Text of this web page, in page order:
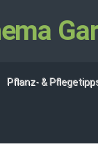
Pflanz- &